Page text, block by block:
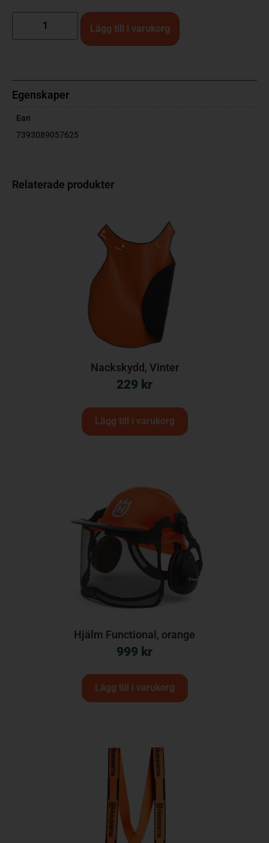
Lägg till i varukorg
Egenskaper
Ean
7393089057625
Relaterade produkter
Nackskydd, Vinter
229 kr
Lägg till i varukorg
Hjälm Functional, orange
999 kr
Lägg till i varukorg